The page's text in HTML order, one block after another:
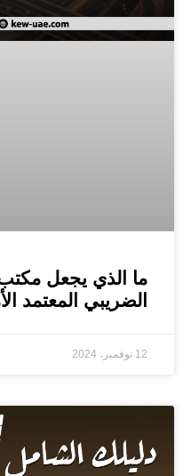
ما الذي يجعل مكتب
الضريبي المعتمد
12 نوفمبر، 2024